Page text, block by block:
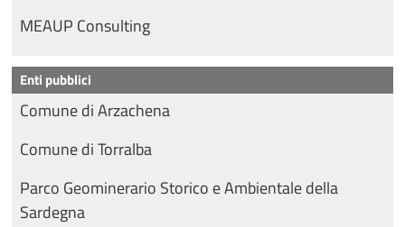
MEAUP Consulting
Enti pubblici
Comune di Arzachena
Comune di Torralba
Parco Geominerario Storico e Ambientale della
Sardegna